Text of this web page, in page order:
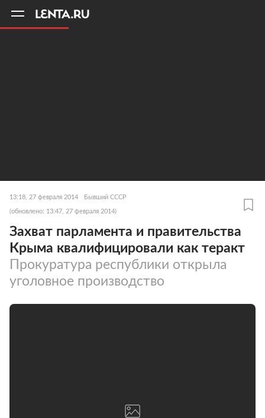
13:18, 27 февраля 2014 Бывший СССР
(обновлено: 13:47, 27 февраля 2014)
Захват парламента и правительства
Крыма квалифицировали как теракт
Прокуратура республики открыла
уголовное производство